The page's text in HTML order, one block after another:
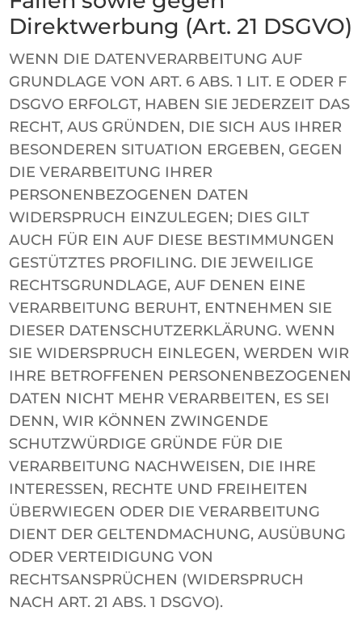
Direktwerbung (Art. 21 DSGVO)
WENN DIE DATENVERARBEITUNG AUF
GRUNDLAGE VON ART. 6 ABS. 1 LIT. E ODER F
DSGVO ERFOLGT, HABEN SIE JEDERZEIT DAS
RECHT, AUS GRÜNDEN, DIE SICH AUS IHRER
BESONDEREN SITUATION ERGEBEN, GEGEN
DIE VERARBEITUNG IHRER
PERSONENBEZOGENEN DATEN
WIDERSPRUCH EINZULEGEN; DIES GILT
AUCH FÜR EIN AUF DIESE BESTIMMUNGEN
GESTÜTZTES PROFILING. DIE JEWEILIGE
RECHTSGRUNDLAGE, AUF DENEN EINE
VERARBEITUNG BERUHT, ENTNEHMEN SIE
DIESER DATENSCHUTZERKLÄRUNG. WENN
SIE WIDERSPRUCH EINLEGEN, WERDEN WIR
IHRE BETROFFENEN PERSONENBEZOGENEN
DATEN NICHT MEHR VERARBEITEN, ES SEI
DENN, WIR KÖNNEN ZWINGENDE
SCHUTZWÜRDIGE GRÜNDE FÜR DIE
VERARBEITUNG NACHWEISEN, DIE IHRE
INTERESSEN, RECHTE UND FREIHEITEN
ÜBERWIEGEN ODER DIE VERARBEITUNG
DIENT DER GELTENDMACHUNG, AUSÜBUNG
ODER VERTEIDIGUNG VON
RECHTSANSPRÜCHEN (WIDERSPRUCH
NACH ART. 21 ABS. 1 DSGVO).